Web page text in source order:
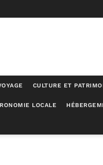
CULTURE ET
LOCALE